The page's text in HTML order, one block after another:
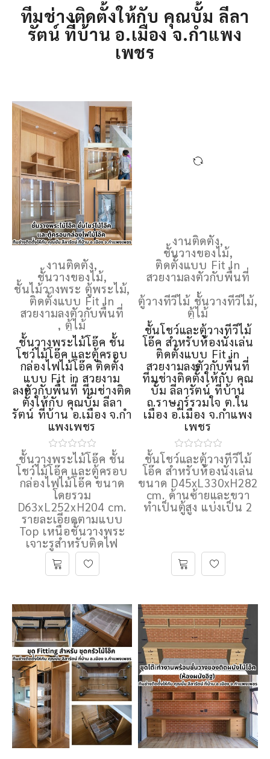
ทีมช่างติดตั้้งให้กับ คุณบั้ม ลีลา
รัตน์ ที่บ้าน อ.เมือง จ.กําแพง
เพชร
งานติดตั้ง,
ชั้นวางของไม้,
ชั้นไม้วางพระ ตู้พระไม้,
ติดตั้งแบบ Fit In
สวยงามลงตัวกับพื้นที่
, ตู้ไม้
ชั้นวางพระไม้โอ๊ค ชั้น
โชว์ไม้โอ๊ค และตู้ครอบ
กล่องไฟไม้โอ๊ค ติดตั้ง
แบบ Fit in สวยงาม
ลงตัวกับพื้นที่ ทีมช่างติด
ตั้้งให้กับ คุณบั้ม ลีลา
รัตน์ ที่บ้าน อ.เมือง จ.กํา
แพงเพชร
ชั้นวางพระไม้โอ๊ค ชั้น
โชว์ไม้โอ๊ค และตู้ครอบ
กล่องไฟไม้โอ๊ค ขนาด
โดยรวม
D63xL252xH204 cm.
รายละเอียดตามแบบ
Top เหนือชั้นวางพระ
เจาะรูสำหรับติดไฟ
งานติดตั้ง,
ชั้นวางของไม้,
ติดตั้งแบบ Fit In
สวยงามลงตัวกับพื้นที่
,
ตู้วางทีวีไม้ ชั้นวางทีวีไม้,
ตู้ไม้
ชั้นโชว์และตู้วางทีวีไม้
โอ๊ค สำหรับห้องนั่งเล่น
ติดตั้งแบบ Fit in
สวยงามลงตัวกับพื้นที่
ทีมช่างติดตั้้งให้กับ คุณ
บั้ม ลีลารัตน์ ที่บ้าน
ถ.ราษฏร์รวมใจ ต.ใน
เมือง อ.เมือง จ.กําแพง
เพชร
ชั้นโชว์และตู้วางทีวีไม้
โอ๊ค สำหรับห้องนั่งเล่น
ขนาด D45xL330xH282
cm. ด้านซ้ายและขวา
ทําเป็นตู้สูง แบ่งเป็น 2